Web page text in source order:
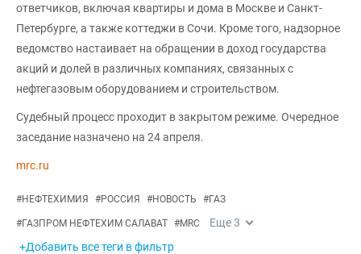
ответчиков, включая квартиры и дома в Москве и Санкт-
Петербурге, а также коттеджи в Сочи. Кроме того, надзорное
ведомство настаивает на обращении в доход государства
акций и долей в различных компаниях, связанных с
нефтегазовым оборудованием и строительством.
Судебный процесс проходит в закрытом режиме. Очередное
заседание назначено на 24 апреля.
mrc.ru
#НЕФТЕХИМИЯ #РОССИЯ #НОВОСТЬ #ГАЗ
#ГАЗПРОМ НЕФТЕХИМ САЛАВАТ #MRC Еще3
+Добавить все теги в фильтр